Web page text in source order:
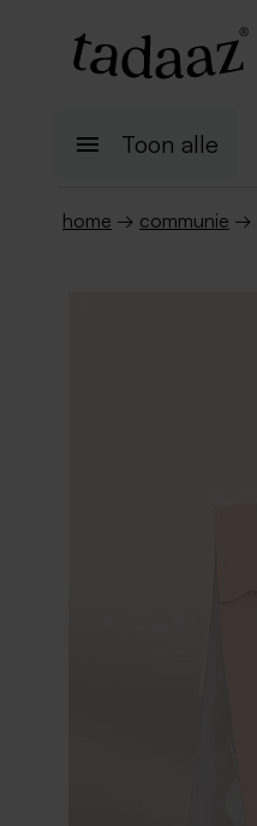
Toon alle
home → communie →